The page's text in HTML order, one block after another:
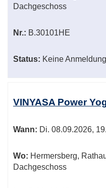
Dachgeschoss
Nr.: B.30101HE
Status: Keine
VINYASA Power
Wann: Di. 08.09.2026,
Wo: Hermersberg,
Dachgeschoss